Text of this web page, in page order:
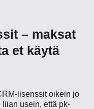
– maksat
et käytä
lisenssit oikein jo
usein, että pk-